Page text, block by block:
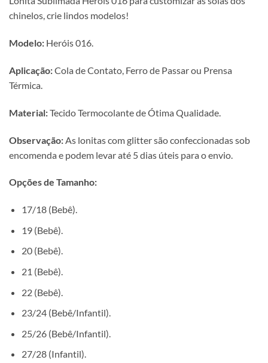
chinelos, crie lindos modelos!
Modelo: Heróis 016.
Aplicação:Cola de Contato, Ferro de Passar ou Prensa
Térmica.
Material:Tecido Termocolante de Ótima Qualidade.
Observação: As lonitas com glitter são confeccionadas sob
encomenda e podem levar até 5 dias úteis para o envio.
Opções de Tamanho:
17/18 (Bebê).
19 (Bebê).
20 (Bebê).
21 (Bebê).
22 (Bebê).
23/24 (Bebê/Infantil).
25/26 (Bebê/Infantil).
27/28 (Infantil).